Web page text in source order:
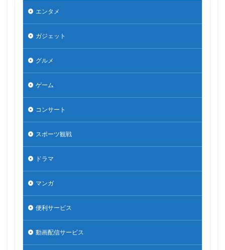
エンタメ
ガジェット
グルメ
ゲーム
コンサート
スポーツ観戦
ドラマ
マンガ
便利サービス
動画配信サービス